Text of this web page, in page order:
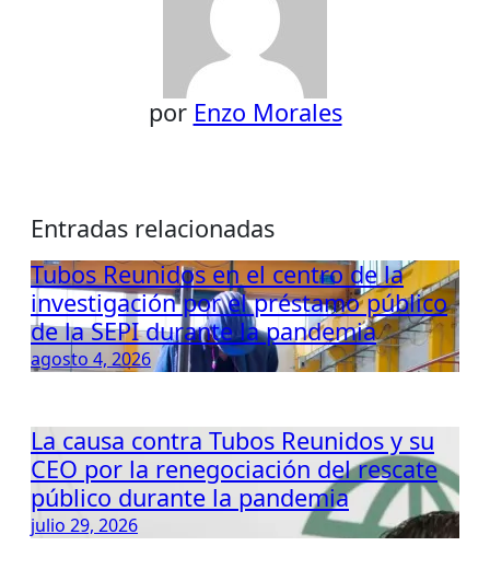
por Enzo Morales
Entradas relacionadas
Tubos Reunidos en el centro de la
investigación por el préstamo público
de la SEPI durante la pandemia
agosto 4, 2026
La causa contra Tubos Reunidos y su
CEO por la renegociación del rescate
público durante la pandemia
julio 29, 2026